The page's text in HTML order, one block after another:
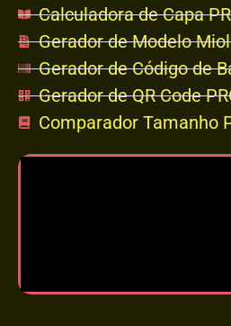
Calculadora de Capa
Gerador de Modelo
Gerador de Código de
Gerador de QR Code
Comparador Tamanho